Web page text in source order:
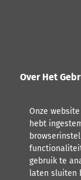
Over Het
Onze
hebt
gebruik te
laten sluiten